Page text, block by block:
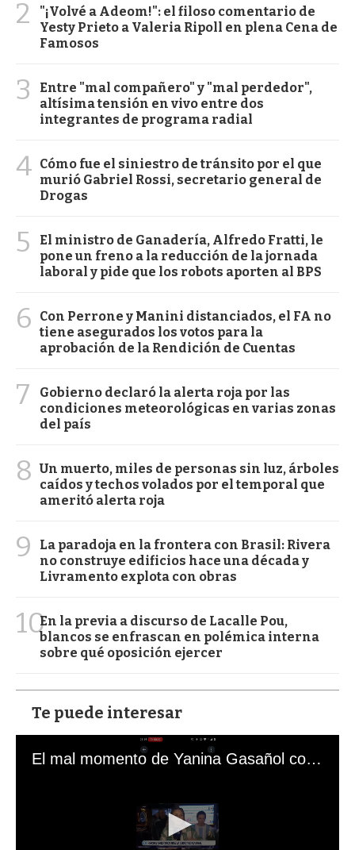
2
"¡Volvé a Adeom!": el filoso comentario de
Yesty Prieto a Valeria Ripoll en plena Cena de
Famosos
3
Entre "mal compañero" y "mal perdedor",
altísima tensión en vivo entre dos
integrantes de programa radial
4 Cómo fue el siniestro de tránsito por el que
murió Gabriel Rossi, secretario general de
Drogas
5
El ministro de Ganadería, Alfredo Fratti, le
pone un freno a la reducción de la jornada
laboral y pide que los robots aporten al BPS
6
Con Perrone y Manini distanciados, el FA no
tiene asegurados los votos para la
aprobación de la Rendición de Cuentas
7
Gobierno declaró la alerta roja por las
condiciones meteorológicas en varias zonas
del país
8 Un muerto, miles de personas sin luz, árboles
caídos y techos volados por el temporal que
ameritó alerta roja
9
La paradoja en la frontera con Brasil: Rivera
no construye edificios hace una década y
Livramento explota con obras
10En la previa a discurso de Lacalle Pou,
blancos se enfrascan en polémica interna
sobre qué oposición ejercer
Te puede interesar
El mal momento de Yanina Gasañol con un hincha argentino en "Subrayado"